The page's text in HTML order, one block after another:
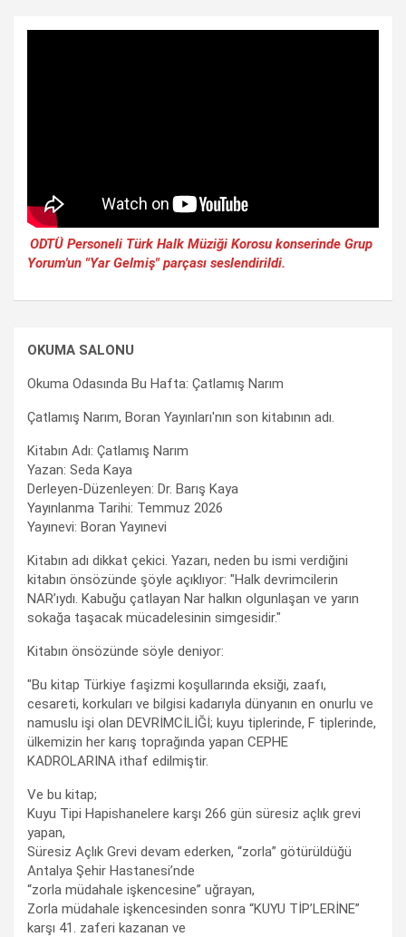
ODTÜ Personeli Türk Halk Müziği Korosu konserinde Grup
Yorum'un "Yar Gelmiş" parçası seslendirildi.
OKUMA SALONU
Okuma Odasında Bu Hafta: Çatlamış Narım
Çatlamış Narım, Boran Yayınları'nın son kitabının adı.
Kitabın Adı: Çatlamış Narım
Yazan: Seda Kaya
Derleyen-Düzenleyen: Dr. Barış Kaya
Yayınlanma Tarihi: Temmuz 2026
Yayınevi: Boran Yayınevi
Kitabın adı dikkat çekici. Yazarı, neden bu ismi verdiğini
kitabın önsözünde şöyle açıklıyor: "Halk devrimcilerin
NAR’ıydı. Kabuğu çatlayan Nar halkın olgunlaşan ve yarın
sokağa taşacak mücadelesinin simgesidir."
Kitabın önsözünde söyle deniyor:
"Bu kitap Türkiye faşizmi koşullarında eksiği, zaafı,
cesareti, korkuları ve bilgisi kadarıyla dünyanın en onurlu ve
namuslu işi olan DEVRİMCİLİĞİ; kuyu tiplerinde, F tiplerinde,
ülkemizin her karış toprağında yapan CEPHE
KADROLARINA ithaf edilmiştir.
Ve bu kitap;
Kuyu Tipi Hapishanelere karşı 266 gün süresiz açlık grevi
yapan,
Süresiz Açlık Grevi devam ederken, “zorla” götürüldüğü
Antalya Şehir Hastanesi’nde
“zorla müdahale işkencesine” uğrayan,
Zorla müdahale işkencesinden sonra “KUYU TİP’LERİNE”
karşı 41. zaferi kazanan ve